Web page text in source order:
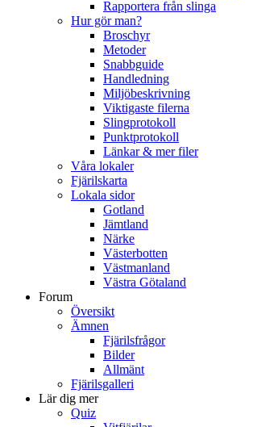
Rapportera från slinga
Hur gör man?
Broschyr
Metoder
Snabbguide
Handledning
Miljöbeskrivning
Viktigaste filerna
Slingprotokoll
Punktprotokoll
Länkar & mer filer
Våra lokaler
Fjärilskarta
Lokala sidor
Gotland
Jämtland
Närke
Västerbotten
Västmanland
Västra Götaland
Forum
Översikt
Ämnen
Fjärilsfrågor
Bilder
Allmänt
Fjärilsgalleri
Lär dig mer
Quiz